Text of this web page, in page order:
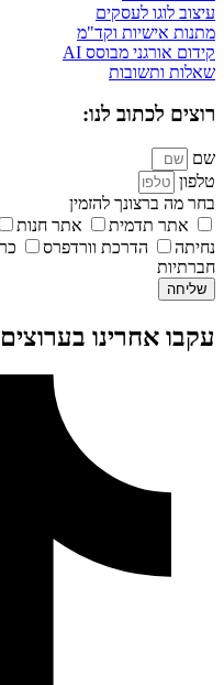
עיצוב לוגו לעסקים
מתנות אישיות וקד"מ
קידום אורגני מבוסס AI
שאלות ותשובות
רוצים לכתוב לנו:
שם
טלפון
בחר מה ברצונך להזמין
אתר תדמית
אתר חנות
נחיתה
הדרכת וורדפרס
חברתיות
שליחה
עקבו אחרינו